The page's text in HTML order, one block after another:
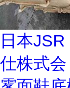
日本
仕株式